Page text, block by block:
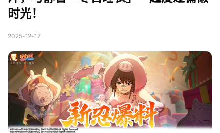
时光！
2025-12-17